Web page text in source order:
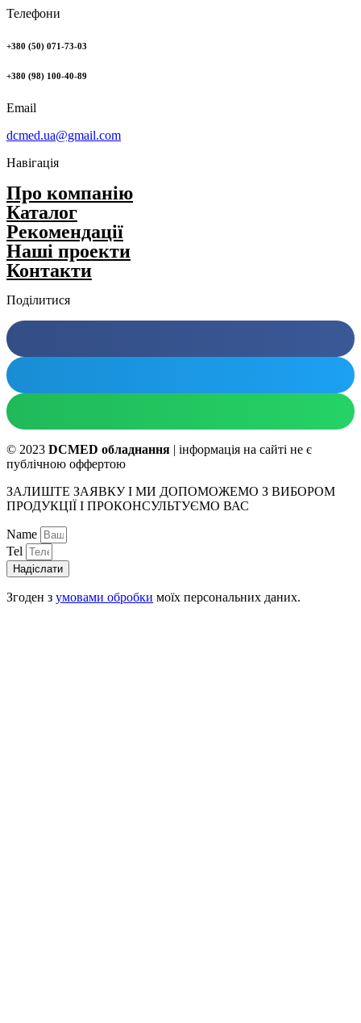
Телефони
+380 (50) 071-73-03
+380 (98) 100-40-89
Email
dcmed.ua@gmail.com
Навігація
Про компанію
Каталог
Рекомендації
Нашi проекти
Контакти
Поділитися
© 2023 DCMED обладнання | інформація на сайті не є
публічною оффертою
ЗАЛИШТЕ ЗАЯВКУ І МИ ДОПОМОЖЕМО З ВИБОРОМ
ПРОДУКЦІЇ І ПРОКОНСУЛЬТУЄМО ВАС
Name
Tel
Надіслати
Згоден з умовами обробки моїх персональних даних.